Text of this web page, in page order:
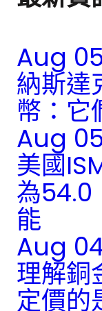
Aug
納斯達
幣：它
Aug
美國
為54.0
能
Aug
理解銅
定價的